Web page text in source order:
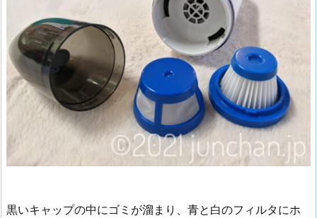
黒いキャップの中にゴミが溜まり、青と白のフィルタにホ